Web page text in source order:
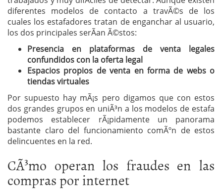
diferentes modelos de contacto a travÃ©s de los
cuales los estafadores tratan de enganchar al usuario,
los dos principales serÃ­an Ã©stos:
Presencia en plataformas de venta legales
confundidos con la oferta legal
Espacios propios de venta en forma de webs o
tiendas virtuales
Por supuesto hay mÃ¡s pero digamos que con estos
dos grandes grupos en uniÃ³n a los modelos de estafa
podemos establecer rÃ¡pidamente un panorama
bastante claro del funcionamiento comÃºn de estos
delincuentes en la red.
CÃ³mo operan los fraudes en las
compras por internet